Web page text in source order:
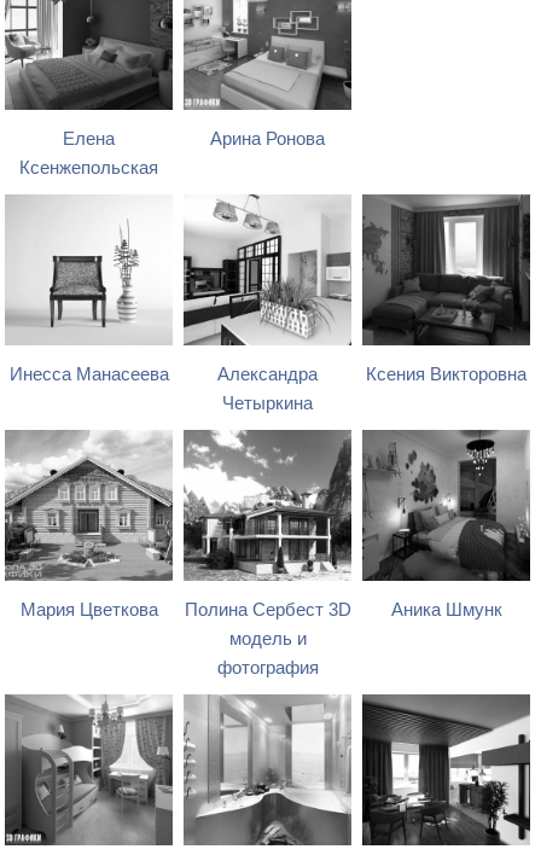
Елена
Ксенжепольская
Арина Ронова
Инесса Манасеева
Александра
Четыркина
Ксения Викторовна
Мария Цветкова
Полина Сербест 3D
модель и
фотография
Аника Шмунк